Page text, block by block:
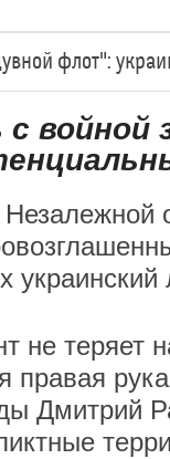
флот":
войной
не
правая
Дмитрий